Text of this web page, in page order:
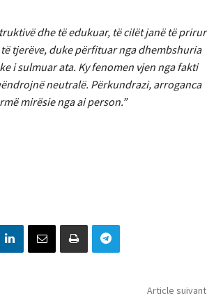
dhe të edukuar, të cilët janë të prirur
tjerëve, duke përfituar nga dhembshuria
i sulmuar ata. Ky fenomen vjen nga fakti
neutralë. Përkundrazi, arroganca
mirësie nga ai person.”
Article suivant